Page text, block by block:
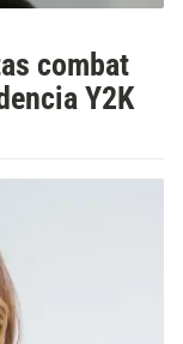
combat
Y2K